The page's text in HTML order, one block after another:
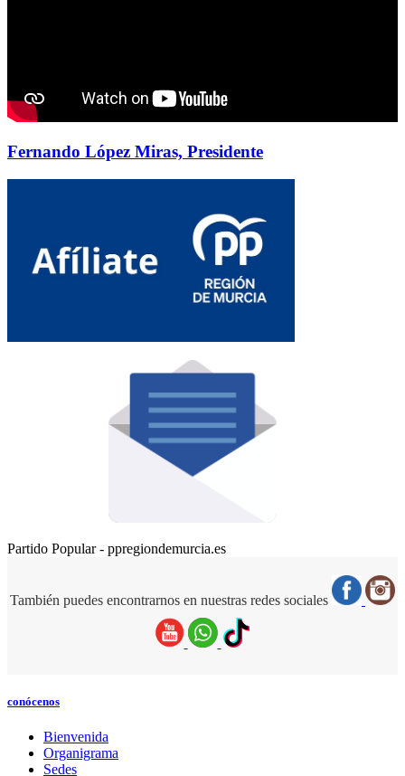
Fernando López Miras, Presidente
Partido Popular - ppregiondemurcia.es
También puedes encontrarnos en nuestras redes sociales
conócenos
Bienvenida
Organigrama
Sedes